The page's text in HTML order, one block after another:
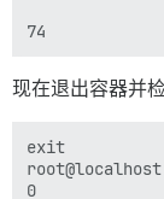
现在退出容器并检
exit